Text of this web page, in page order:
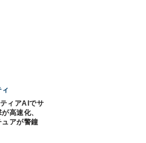
高速化、
ュアが警鐘